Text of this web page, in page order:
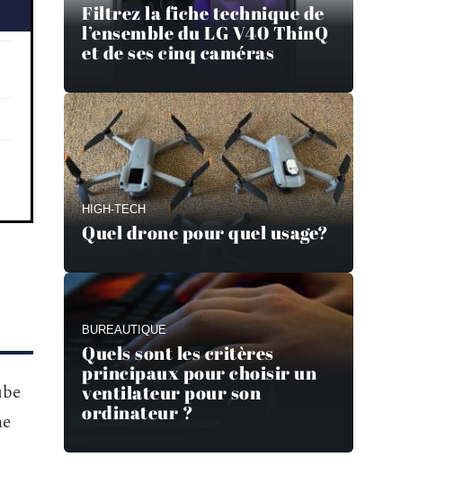
Filtrez la fiche technique de
l’ensemble du LG V40 ThinQ
et de ses cinq caméras
HIGH-TECH
Quel drone pour quel usage?
BUREAUTIQUE
Quels sont les critères
principaux pour choisir un
ventilateur pour son
ordinateur ?